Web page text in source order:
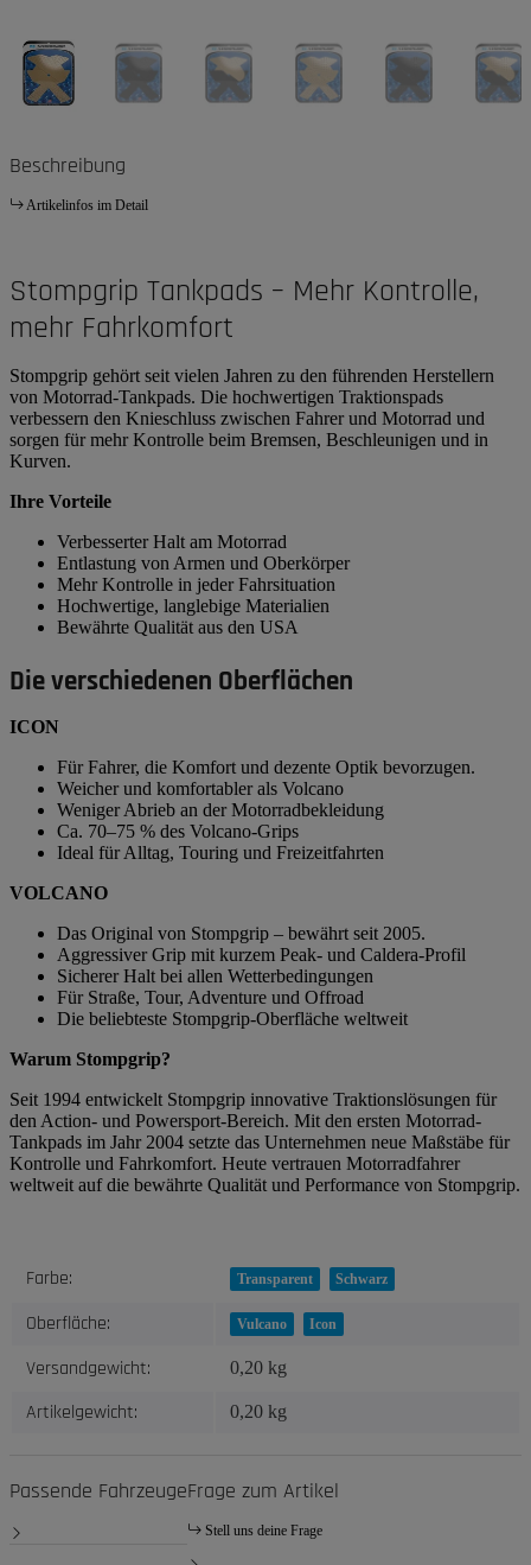
Beschreibung
Artikelinfos im Detail
Stompgrip Tankpads – Mehr Kontrolle,
mehr Fahrkomfort
Stompgrip gehört seit vielen Jahren zu den führenden Herstellern
von Motorrad-Tankpads. Die hochwertigen Traktionspads
verbessern den Knieschluss zwischen Fahrer und Motorrad und
sorgen für mehr Kontrolle beim Bremsen, Beschleunigen und in
Kurven.
Ihre Vorteile
Verbesserter Halt am Motorrad
Entlastung von Armen und Oberkörper
Mehr Kontrolle in jeder Fahrsituation
Hochwertige, langlebige Materialien
Bewährte Qualität aus den USA
Die verschiedenen Oberflächen
ICON
Für Fahrer, die Komfort und dezente Optik bevorzugen.
Weicher und komfortabler als Volcano
Weniger Abrieb an der Motorradbekleidung
Ca. 70–75 % des Volcano-Grips
Ideal für Alltag, Touring und Freizeitfahrten
VOLCANO
Das Original von Stompgrip – bewährt seit 2005.
Aggressiver Grip mit kurzem Peak- und Caldera-Profil
Sicherer Halt bei allen Wetterbedingungen
Für Straße, Tour, Adventure und Offroad
Die beliebteste Stompgrip-Oberfläche weltweit
Warum Stompgrip?
Seit 1994 entwickelt Stompgrip innovative Traktionslösungen für
den Action- und Powersport-Bereich. Mit den ersten Motorrad-
Tankpads im Jahr 2004 setzte das Unternehmen neue Maßstäbe für
Kontrolle und Fahrkomfort. Heute vertrauen Motorradfahrer
weltweit auf die bewährte Qualität und Performance von Stompgrip.
Produkteigenschaft
Wert
Farbe: Transparent Schwarz
Oberfläche: Vulcano Icon
Versandgewicht: 0,20 kg
Artikelgewicht: 0,20 kg
Passende FahrzeugeFrage zum Artikel
Stell uns deine Frage